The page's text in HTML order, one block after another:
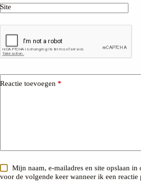
Site
Reactie toevoegen *
Mijn naam, e-mailadres en site opslaan in
voor de volgende keer wanneer ik een reactie